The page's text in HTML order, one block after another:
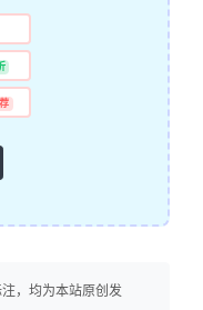
，均为本站原创发